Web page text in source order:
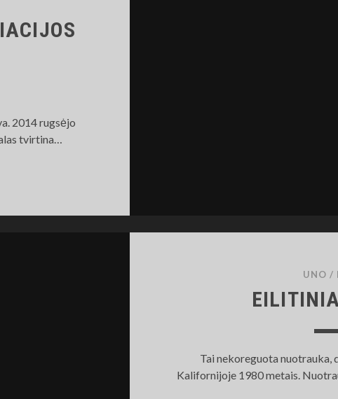
2014 rugsėjo
tvirtina…
UNO /
Tai nekoreguota nuotrauka,
Kalifornijoje 1980 metais.